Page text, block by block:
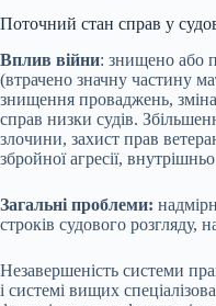
Поточний стан справ у
Вплив війни: знищено або
(втрачено значну частину
знищення проваджень, зміна
справ низки судів.
злочини, захист прав
збройної агресії,
Загальні проблеми:
строків судового розгляду,
Незавершеність системи
і системі вищих